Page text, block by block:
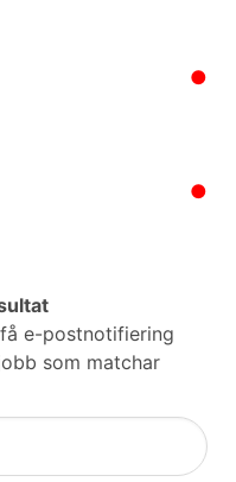
●
●
e-postnotifiering
som matchar